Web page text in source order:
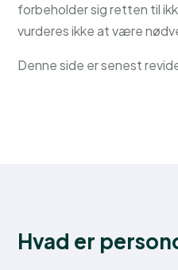
forbeholder sig retten til
vurderes ikke at være
Denne side er senest
Hvad er